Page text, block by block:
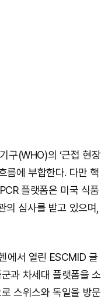
구(WHO)의 ‘근접 현장
름에 부합한다. 다만 핵
플랫폼은 미국 식품
심사를 받고 있으며,
에서 열린 ESCMID 글
과 차세대 플랫폼을 소
스위스와 독일을 방문